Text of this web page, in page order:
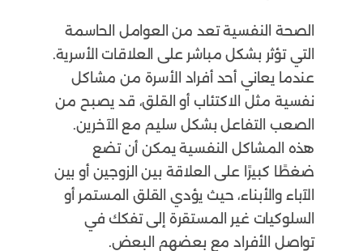
الصحة النفسية تعد من العوامل الحاسمة
التي تؤثر بشكل مباشر على العلاقات الأسرية.
عندما يعاني أحد أفراد الأسرة من مشاكل
نفسية مثل الاكتئاب أو القلق، قد يصبح من
الصعب التفاعل بشكل سليم مع الآخرين.
هذه المشاكل النفسية يمكن أن تضع
ضغطًا كبيرًا على العلاقة بين الزوجين أو بين
الآباء والأبناء، حيث يؤدي القلق المستمر أو
السلوكيات غير المستقرة إلى تفكك في
تواصل الأفراد مع بعضهم البعض.